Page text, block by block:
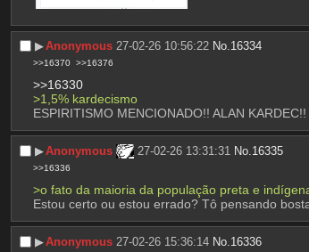
▶︎Anonymous 27-02-26 10:56:22 No.16334
>>16370 >>16376
>>16330
>1,5% kardecismo
ESPIRITISMO MENCIONADO!! ALAN
▶︎Anonymous 27-02-26 13:31:31 No. 16335
>>16336
>o fato da maioria da população preta e
Estou certo ou estou errado? Tô pensando
▶︎Anonymous 27-02-26 15:36:14 No. 16336